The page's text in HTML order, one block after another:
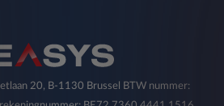
van gegevens is facultatief en
van toestemming voor een
is van invloed op de
20, B-1130 Brussel BTW nummer: